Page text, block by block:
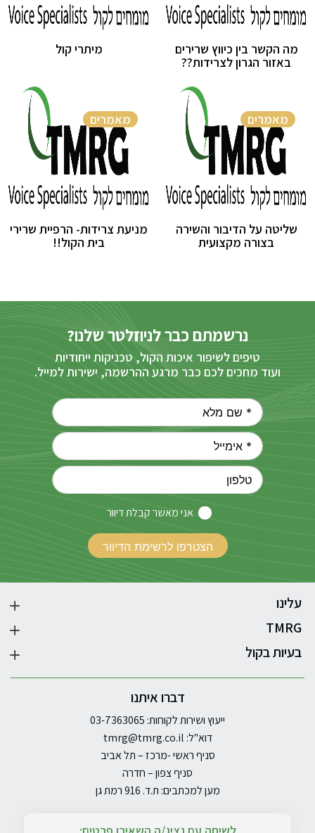
מה הקשר בין כיווץ שרירים
באזור הגרון לצרידות??
מיתרי קול
מאמרים
שליטה על הדיבור והשירה
בצורה מקצועית
מאמרים
מניעת צרידות- הרפיית שרירי
בית הקול!!
נרשמתם כבר לניוזלטר שלנו?
טיפים לשיפור איכות הקול, טכניקות ייחודיות
ועוד מחכים לכם כבר מרגע ההרשמה, ישירות למייל.
אני מאשר קבלת דיוור
עלינו
TMRG
בעיות בקול
דברו איתנו
ייעוץ ושירות לקוחות: 03-7363065
דוא"ל: tmrg@tmrg.co.il
סניף ראשי -מרכז – תל אביב
סניף צפון – חדרה
מען למכתבים: ת.ד. 916 רמת גן